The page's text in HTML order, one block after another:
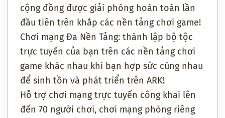
cộng đồng được giải phóng hoàn toàn lần
đầu tiên trên khắp các nền tảng chơi game!
Chơi mạng Đa Nền Tảng: thành lập bộ tộc
trực tuyến của bạn trên các nền tảng chơi
game khác nhau khi bạn hợp sức cùng nhau
để sinh tồn và phát triển trên ARK!
Hỗ trợ chơi mạng trực tuyến công khai lên
đến 70 người chơi, chơi mạng phòng riêng